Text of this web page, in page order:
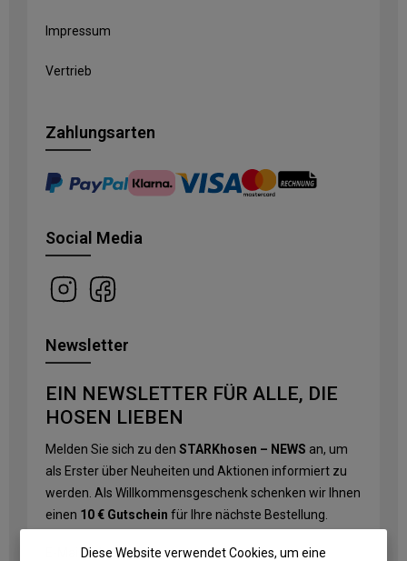
Impressum
Vertrieb
Zahlungsarten
Social Media
Newsletter
EIN NEWSLETTER FÜR ALLE, DIE
HOSEN LIEBEN
Melden Sie sich zu den STARKhosen – NEWS an, um
als Erster über Neuheiten und Aktionen informiert zu
werden. Als Willkommensgeschenk schenken wir Ihnen
einen 10 € Gutschein für Ihre nächste Bestellung.
E-Mail-Adresse*
Diese Website verwendet Cookies, um eine